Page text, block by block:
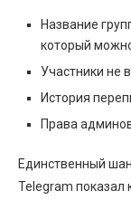
Название
который
Участники не
История
Права
Единственный
Telegram показал